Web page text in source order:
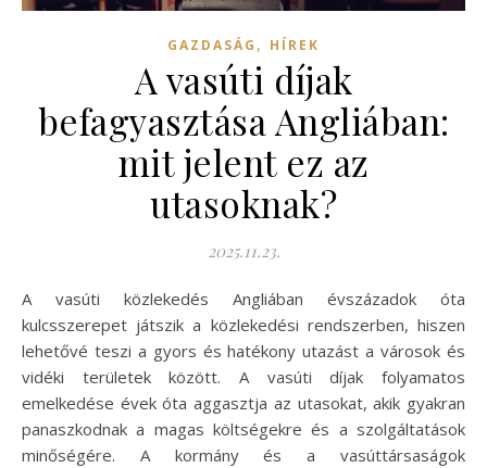
GAZDASÁG , HÍREK
A vasúti díjak
befagyasztása Angliában:
mit jelent ez az
utasoknak?
2025.11.23.
A vasúti közlekedés Angliában évszázadok óta
kulcsszerepet játszik a közlekedési rendszerben, hiszen
lehetővé teszi a gyors és hatékony utazást a városok és
vidéki területek között. A vasúti díjak folyamatos
emelkedése évek óta aggasztja az utasokat, akik gyakran
panaszkodnak a magas költségekre és a szolgáltatások
minőségére. A kormány és a vasúttársaságok